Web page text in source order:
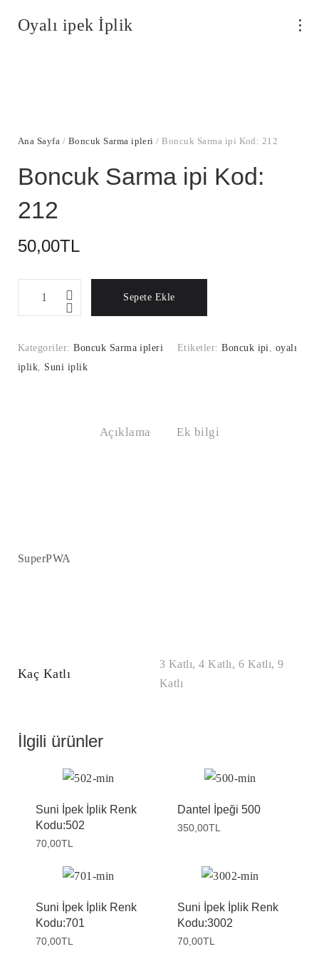
Oyalı ipek İplik
Ana Sayfa / Boncuk Sarma ipleri / Boncuk Sarma ipi Kod: 212
Boncuk Sarma ipi Kod:
212
50,00TL
Kod:
212
Sepete Ekle
Kategoriler:Boncuk Sarma ipleri Etiketler:Boncuk ipi, oyalı
iplik, Suni iplik
Açıklama Ek bilgi
SuperPWA
Kaç Katlı
3 Katlı, 4 Katlı, 6 Katlı, 9
Katlı
İlgili ürünler
Suni İpek İplik Renk
Kodu:502
70,00TL
Dantel İpeği 500
350,00TL
Suni İpek İplik Renk
Kodu:701
70,00TL
Suni İpek İplik Renk
Kodu:3002
70,00TL